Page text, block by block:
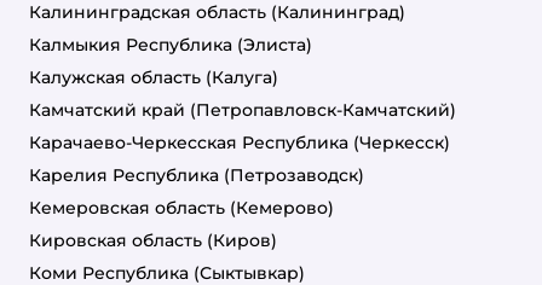
Калининградская область (Калининград)
Калмыкия Республика (Элиста)
Калужская область (Калуга)
Камчатский край (Петропавловск-Камчатский)
Карачаево-Черкесская Республика (Черкесск)
Карелия Республика (Петрозаводск)
Кемеровская область (Кемерово)
Кировская область (Киров)
Коми Республика (Сыктывкар)